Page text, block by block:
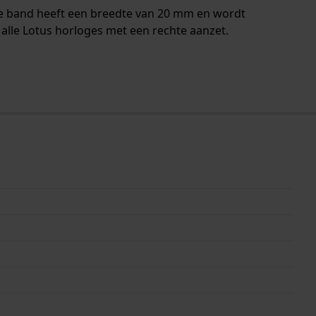
heeft een breedte van 20 mm en wordt
Lotus horloges met een rechte aanzet.